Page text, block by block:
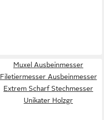
Muxel Ausbeinmesser
Filetiermesser Ausbeinmesser
Extrem Scharf Stechmesser
Unikater Holzgr